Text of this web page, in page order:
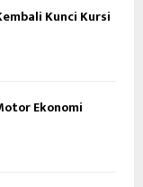
Kunci Kursi
Ekonomi